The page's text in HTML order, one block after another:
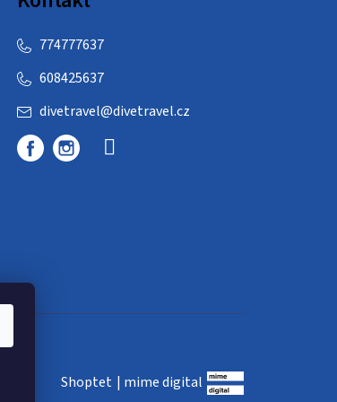
divetravel@divetravel.cz
608425637
774777637
Shoptet | mime digital